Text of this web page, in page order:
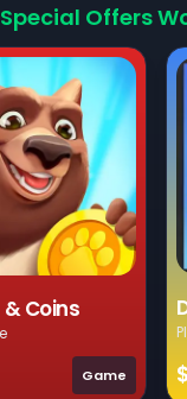
Offers
Coins
Game